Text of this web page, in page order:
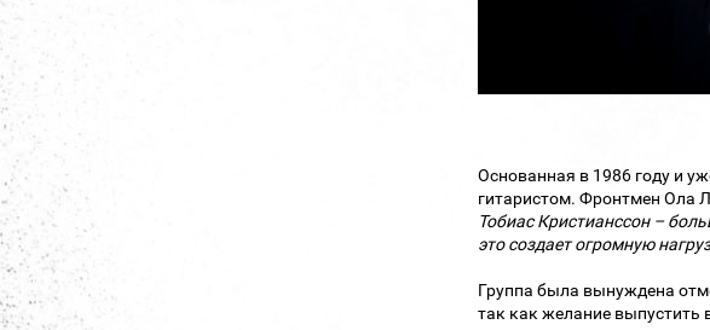
Основанная в 1986 году и
гитаристом. Фронтмен Ола
Тобиас Кристианссон –
это создает огромную
Группа была вынуждена
так как желание выпустить